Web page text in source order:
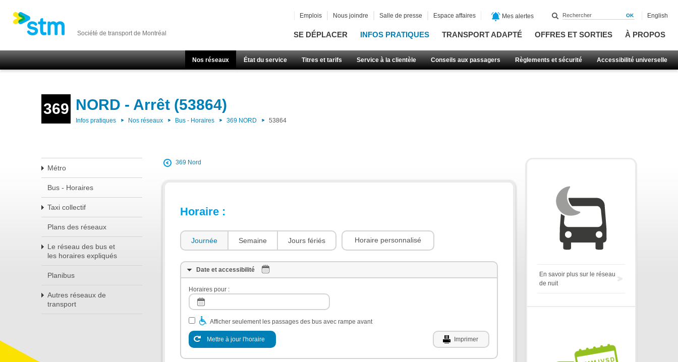
Société de transport de Montréal SE DÉPLACER INFOS PRATIQUES TRANSPORT ADAPTÉ OFFRES ET SORTIES À PROPOS
Nos réseaux État du service Titres et tarifs Service à la clientèle Conseils aux passagers Règlements et sécurité Accessibilité universelle
Emplois Nous joindre Salle de presse Espace affaires Mes alertes English
369 NORD - Arrêt (53864)
Infos pratiques Nos réseaux Bus - Horaires 369 NORD 53864
Métro
Bus - Horaires
Taxi collectif
Plans des réseaux
Le réseau des bus et
les horaires expliqués
Planibus
Autres réseaux de
transport
369 Nord
Horaire :
Journée Semaine Jours fériés Horaire personnalisé
Date et accessibilité
Horaires pour :
Afficher seulement les passages des bus avec rampe avant
Mettre à jour l'horaire Imprimer
En savoir plus sur le réseau
de nuit